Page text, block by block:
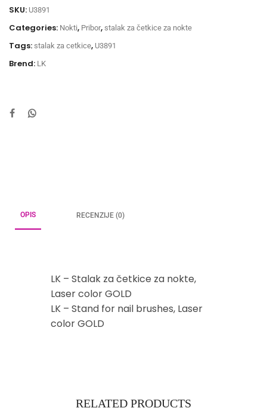
SKU: U3891
Categories: Nokti, Pribor, stalak za četkice za nokte
Tags: stalak za cetkice, U3891
Brend: LK
OPIS RECENZIJE (0)
LK – Stalak za četkice za nokte,
Laser color GOLD
LK – Stand for nail brushes, Laser
color GOLD
RELATED PRODUCTS